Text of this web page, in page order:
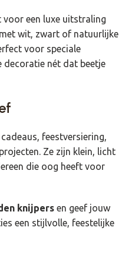
voor een luxe uitstraling
wit, zwart of natuurlijke
voor speciale
decoratie nét dat beetje
feestversiering,
Ze zijn klein, licht
die oog heeft voor
knijpers en geef jouw
een stijlvolle, feestelijke